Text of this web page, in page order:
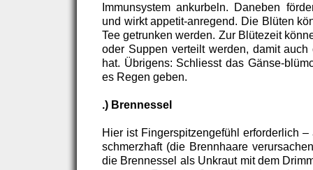
Immunsystem ankurbeln. Daneben
und wirkt appetit-anregend. Die Blüten
Tee getrunken werden. Zur Blütezeit
oder Suppen verteilt werden, damit
hat. Übrigens: Schliesst das Gänse-
es Regen geben.
.) Brennessel
Hier ist Fingerspitzengefühl erforderlich
schmerzhaft (die Brennhaare
die Brennessel als Unkraut mit dem